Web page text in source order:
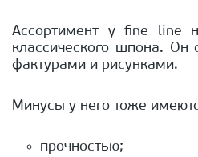
Ассортимент у fine line
классического шпона. Он
фактурами и рисунками.
Минусы у него тоже
прочностью;